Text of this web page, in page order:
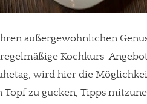
außergewöhnlichen
Kochkurs-
wird hier die
zu gucken, Tipps